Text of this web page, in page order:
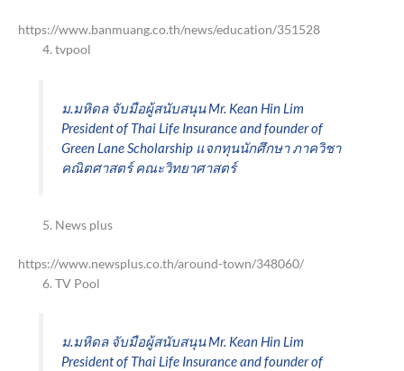
https://www.banmuang.co.th/news/education/351528
tvpool
ม.มหิดล จับมือผู้สนับสนุน Mr. Kean Hin Lim
President of Thai Life Insurance and founder of
Green Lane Scholarship แจกทุนนักศึกษา ภาควิชา
คณิตศาสตร์ คณะวิทยาศาสตร์
News plus
https://www.newsplus.co.th/around-town/348060/
TV Pool
ม.มหิดล จับมือผู้สนับสนุน Mr. Kean Hin Lim
President of Thai Life Insurance and founder of